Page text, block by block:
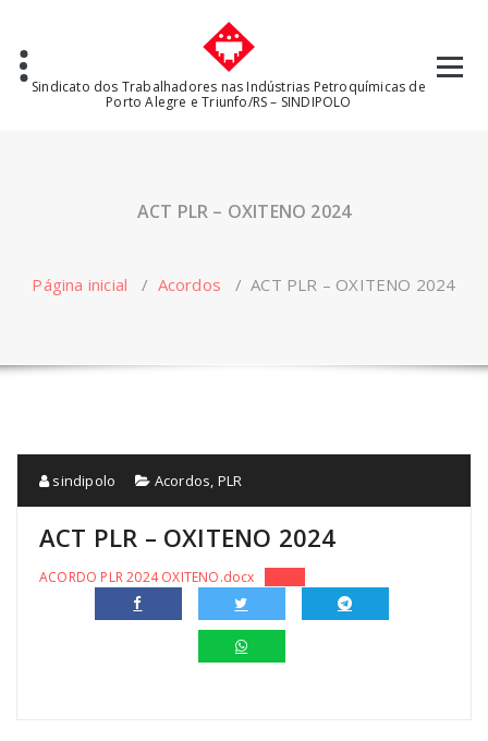
conteúdo
Sindicato dos Trabalhadores nas Indústrias Petroquímicas de
Porto Alegre e Triunfo/RS – SINDIPOLO
ACT PLR – OXITENO 2024
Página inicial / Acordos /ACT PLR – OXITENO 2024
sindipolo Acordos PLR
ACT PLR – OXITENO 2024
ACORDO PLR 2024 OXITENO.docx